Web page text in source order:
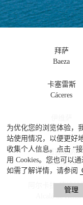
为优化您的浏览体验，
站使用情况，以便更好
收集个人信息。点击 “
用 Cookies。您也可以
如需了解详情，请参阅
管理
拜萨
卡塞雷斯
塔拉戈纳
阿尔卡拉•德埃纳